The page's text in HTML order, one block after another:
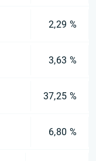
2,29 %
3,63 %
37,25 %
6,80 %